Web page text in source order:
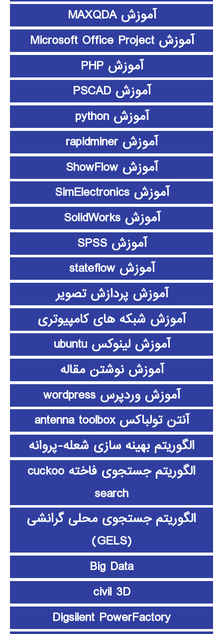
آموزش MAXQDA
آموزش Microsoft Office Project
آموزش PHP
آموزش PSCAD
آموزش python
آموزش rapidminer
آموزش ShowFlow
آموزش SimElectronics
آموزش SolidWorks
آموزش SPSS
آموزش stateflow
آموزش پردازش تصویر
آموزش شبکه های کامپیوتری
آموزش لینوکس ubuntu
آموزش نوشتن مقاله
آموزش وردپرس wordpress
آنتن تولباکس antenna toolbox
الگوریتم بهینه سازی شعله-پروانه
الگوریتم جستجوی فاخته cuckoo
search
الگوریتم جستجوی محلی گرانشی
(GELS)
Big Data
civil 3D
Digsilent PowerFactory